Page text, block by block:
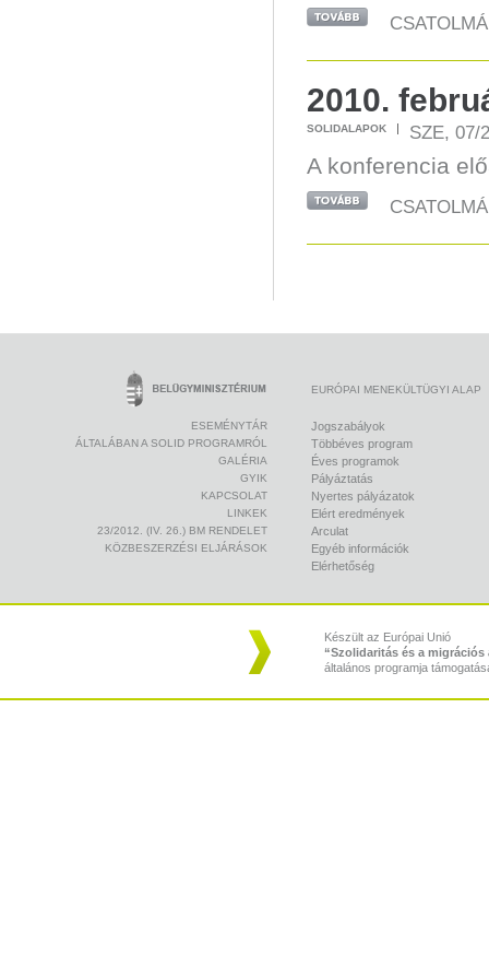
2010.
SOLIDALAPOK SZE, 07/
A konferencia
ESEMÉNYTÁR
ÁLTALÁBAN A SOLID PROGRAMRÓL
GALÉRIA
GYIK
KAPCSOLAT
LINKEK
23/2012. (IV. 26.) BM RENDELET
KÖZBESZERZÉSI ELJÁRÁSOK
EURÓPAI MENEKÜLTÜGYI ALAP
Jogszabályok
Többéves program
Éves programok
Pályáztatás
Nyertes pályázatok
Elért eredmények
Arculat
Egyéb információk
Elérhetőség
Készült az Európai Unió
“Szolidaritás és a migrációs
általános programja